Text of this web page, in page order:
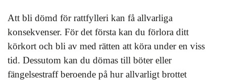
Att bli dömd för rattfylleri kan få allvarliga
konsekvenser. För det första kan du förlora ditt
körkort och bli av med rätten att köra under en viss
tid. Dessutom kan du dömas till böter eller
fängelsestraff beroende på hur allvarligt brottet